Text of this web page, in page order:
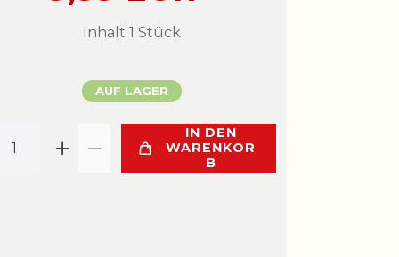
Inhalt 1 Stück
AUF LAGER
IN DEN
WARENKOR
B